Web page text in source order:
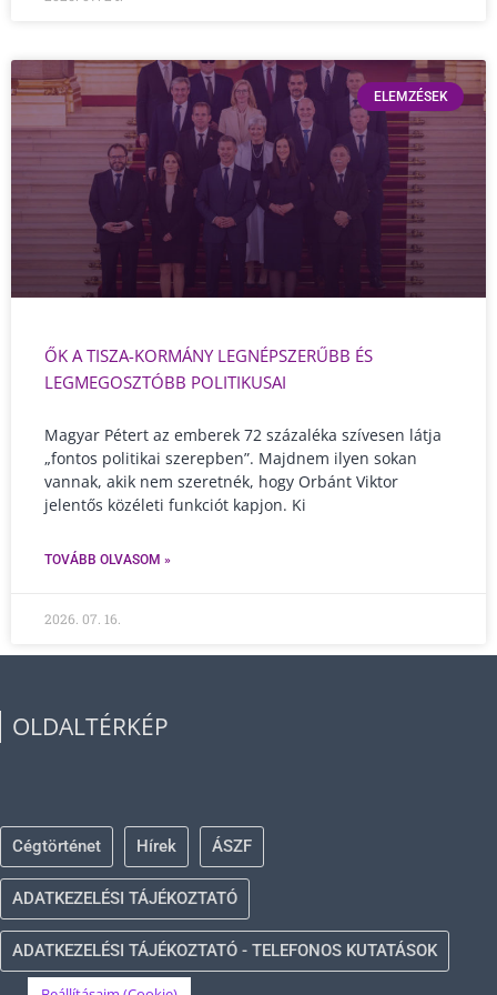
ELEMZÉSEK
ŐK A TISZA-KORMÁNY LEGNÉPSZERŰBB ÉS
LEGMEGOSZTÓBB POLITIKUSAI
Magyar Pétert az emberek 72 százaléka szívesen látja
„fontos politikai szerepben”. Majdnem ilyen sokan
vannak, akik nem szeretnék, hogy Orbánt Viktor
jelentős közéleti funkciót kapjon. Ki
TOVÁBB OLVASOM »
2026. 07. 16.
OLDALTÉRKÉP
Cégtörténet Hírek ÁSZF
ADATKEZELÉSI TÁJÉKOZTATÓ
ADATKEZELÉSI TÁJÉKOZTATÓ - TELEFONOS KUTATÁSOK